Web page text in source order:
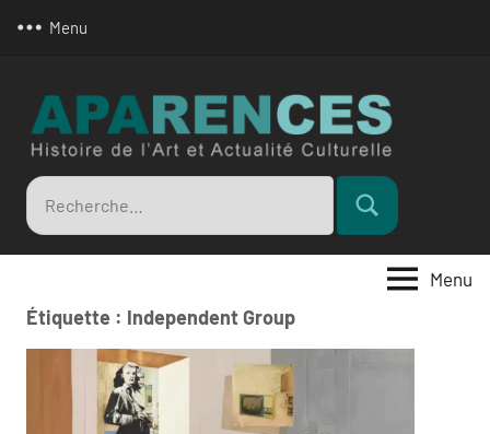
Menu
Recherche
pour
:
Rechercher
Menu
Étiquette : Independent Group